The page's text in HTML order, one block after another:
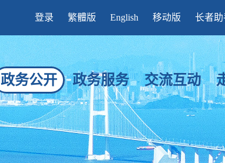
登录 繁體版 English 移动版 长者助
政务公开 政务服务 交流互动